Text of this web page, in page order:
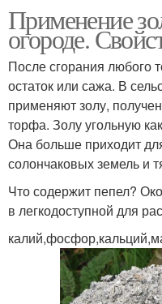
Применение
огороде.
После сгорания любого
остаток или сажа. В
применяют золу,
торфа. Золу угольную
Она больше приходит
солончаковых земель и
Что содержит пепел?
в легкодоступной для